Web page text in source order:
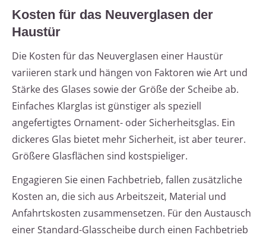
Kosten für das Neuverglasen der
Haustür
Die Kosten für das Neuverglasen einer Haustür
variieren stark und hängen von Faktoren wie Art und
Stärke des Glases sowie der Größe der Scheibe ab.
Einfaches Klarglas ist günstiger als speziell
angefertigtes Ornament- oder Sicherheitsglas. Ein
dickeres Glas bietet mehr Sicherheit, ist aber teurer.
Größere Glasflächen sind kostspieliger.
Engagieren Sie einen Fachbetrieb, fallen zusätzliche
Kosten an, die sich aus Arbeitszeit, Material und
Anfahrtskosten zusammensetzen. Für den Austausch
einer Standard-Glasscheibe durch einen Fachbetrieb